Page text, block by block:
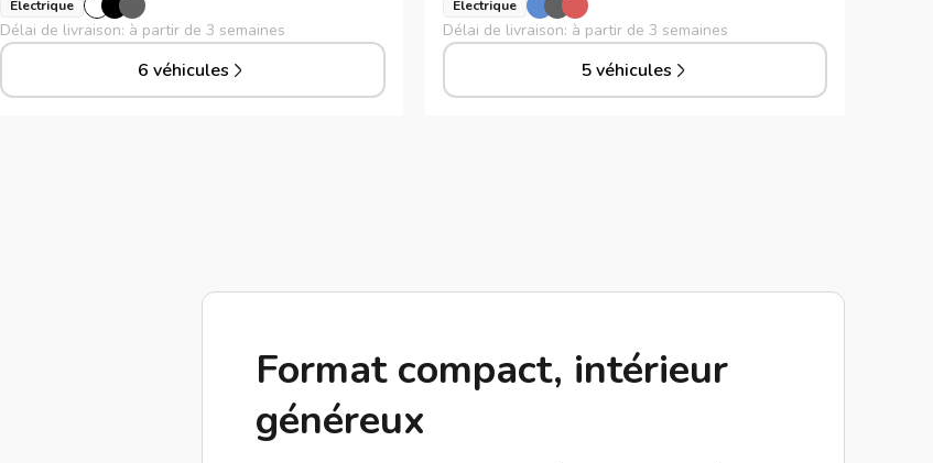
Électrique
Délai de livraison: à partir de 3 semaines
6 véhicules
Électrique
Délai de livraison: à partir de 3 semaines
5 véhicules
Format compact, intérieur
généreux